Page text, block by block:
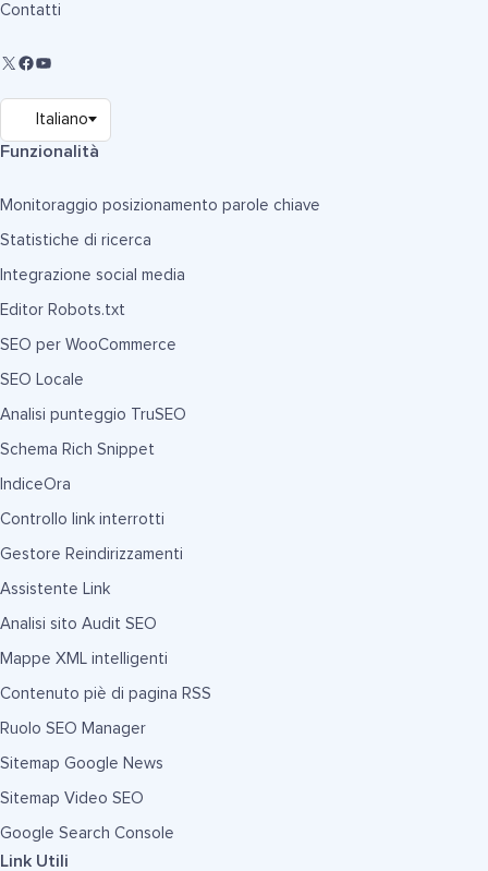
Contatti
Funzionalità
Monitoraggio posizionamento parole chiave
Statistiche di ricerca
Integrazione social media
Editor Robots.txt
SEO per WooCommerce
SEO Locale
Analisi punteggio TruSEO
Schema Rich Snippet
IndiceOra
Controllo link interrotti
Gestore Reindirizzamenti
Assistente Link
Analisi sito Audit SEO
Mappe XML intelligenti
Contenuto piè di pagina RSS
Ruolo SEO Manager
Sitemap Google News
Sitemap Video SEO
Google Search Console
Link Utili